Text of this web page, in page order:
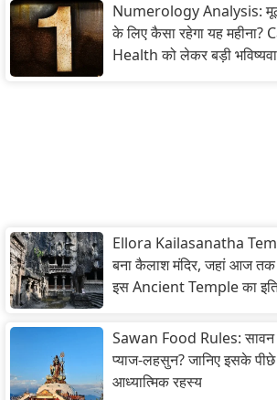
Numerology Analysis:
के लिए कैसा रहेगा यह
Health को लेकर बड़ी
Ellora Kailasanatha
बना कैलाश मंदिर, जहां आज तक
इस Ancient Temple का
Sawan Food Rules: सावन
प्याज-लहसुन? जानिए इसके
आध्यात्मिक रहस्य